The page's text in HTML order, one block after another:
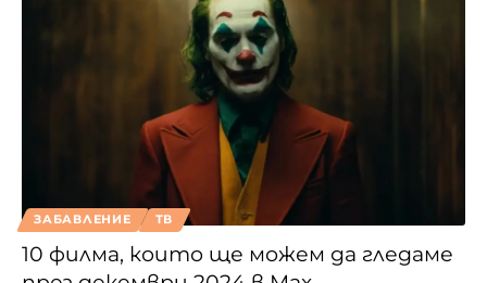
ЗАБАВЛЕНИЕ ТВ
10 филма, които ще можем да гледаме